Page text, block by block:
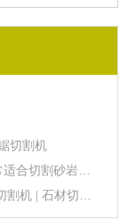
切割机
和大理石到蘑菇饰面
威猛切 | 直角切石机